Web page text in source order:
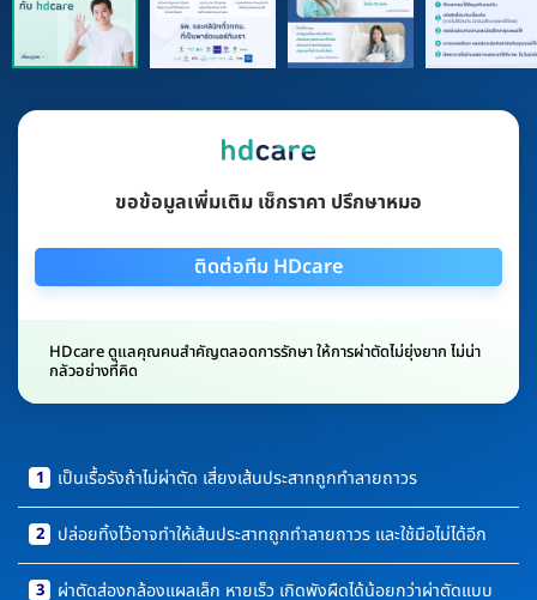
ขอข้อมูลเพิ่มเติม เช็กราคา ปรึกษาหมอ
ติดต่อทีม HDcare
HDcare ดูแลคุณคนสำคัญตลอดการรักษา ให้การผ่าตัดไม่ยุ่งยาก ไม่น่า
กลัวอย่างที่คิด
1 เป็นเรื้อรังถ้าไม่ผ่าตัด เสี่ยงเส้นประสาทถูกทำลายถาวร
2 ปล่อยทิ้งไว้อาจทำให้เส้นประสาทถูกทำลายถาวร และใช้มือไม่ได้อีก
3
ผ่าตัดส่องกล้องแผลเล็ก หายเร็ว เกิดพังผืดได้น้อยกว่าผ่าตัดแบบ